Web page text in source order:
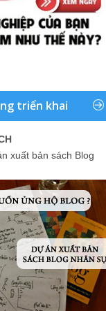
triển khai
xuất bản sách Blog